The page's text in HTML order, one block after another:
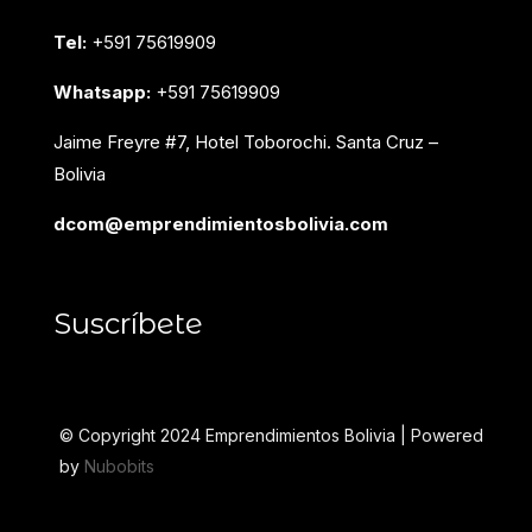
Tel: +591 75619909
Whatsapp: +591 75619909
Jaime Freyre #7, Hotel Toborochi. Santa Cruz –
Bolivia
dcom@emprendimientosbolivia.com
Suscríbete
© Copyright 2024 Emprendimientos Bolivia | Powered
by Nubobits